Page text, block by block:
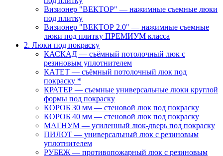
Визионер "ВЕКТОР" — нажимные съемные люки
под плитку
Визионер "ВЕКТОР 2.0" — нажимные съемные
люки под плитку ПРЕМИУМ класса
2. Люки под покраску
КАСКАД — съёмный потолочный люк с
резиновым уплотнителем
КАТЕТ — съёмный потолочный люк под
покраску *
КРАТЕР — съемные универсальные люки круглой
формы под покраску
КОРОБ 30 мм — стеновой люк под покраску
КОРОБ 40 мм — стеновой люк под покраску
МАГНУМ — усиленный люк-дверь под покраску
ПИЛОТ — универсальный люк с резиновым
уплотнителем
РУБЕЖ — противопожарный люк с резиновым